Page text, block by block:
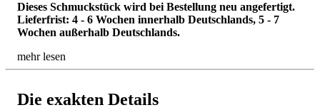
Dieses Schmuckstück wird bei Bestellung neu angefertigt.
Lieferfrist: 4 - 6 Wochen innerhalb Deutschlands, 5 - 7
Wochen außerhalb Deutschlands.
mehr lesen
Die exakten Details